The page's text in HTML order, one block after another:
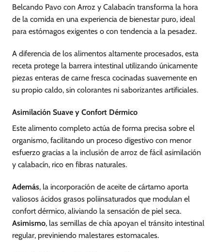
Belcando Pavo con Arroz y Calabacín transforma la hora
de la comida en una experiencia de bienestar puro, ideal
para estómagos exigentes o con tendencia a la pesadez.
A diferencia de los alimentos altamente procesados, esta
receta protege la barrera intestinal utilizando únicamente
piezas enteras de carne fresca cocinadas suavemente en
su propio caldo, sin colorantes ni saborizantes artificiales.
Asimilación Suave y Confort Dérmico
Este alimento completo actúa de forma precisa sobre el
organismo, facilitando un proceso digestivo con menor
esfuerzo gracias a la inclusión de arroz de fácil asimilación
y calabacín, rico en fibras naturales.
Además, la incorporación de aceite de cártamo aporta
valiosos ácidos grasos poliinsaturados que modulan el
confort dérmico, aliviando la sensación de piel seca.
Asimismo, las semillas de chía apoyan el tránsito intestinal
regular, previniendo malestares estomacales.